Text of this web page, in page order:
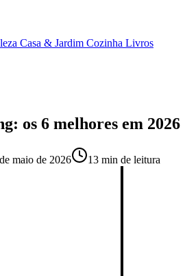
Casa & Jardim Cozinha Livros
os 6 melhores em 2026
maio de 2026 13 min de leitura